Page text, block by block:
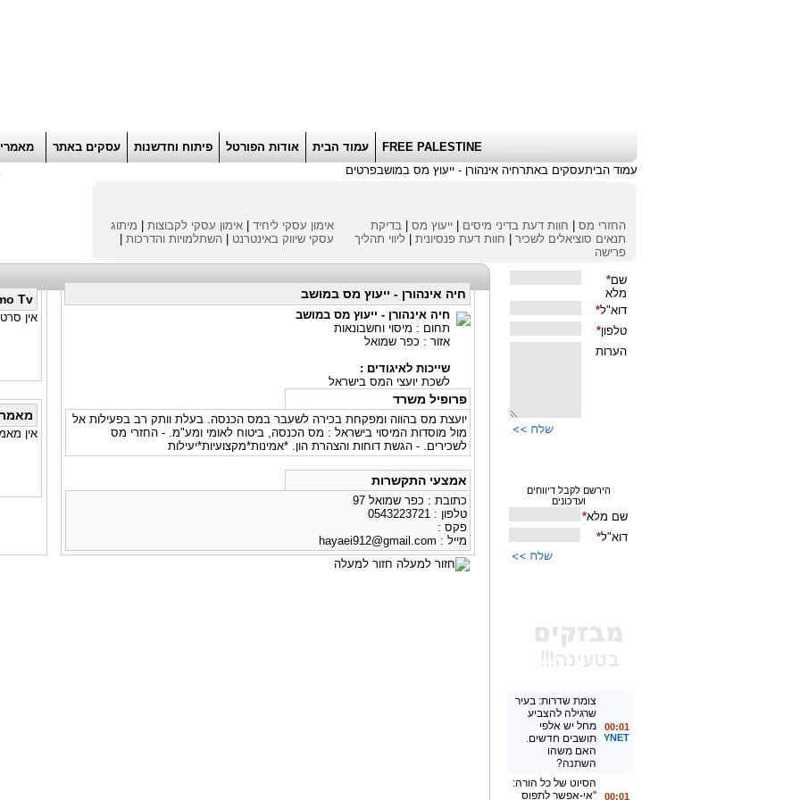
FREE PALESTINE עמוד הבית אודות הפורטל פיתוח וחדשנות עסקים באתר
עמוד הביתעסקים באתרחיה אינהורן - ייעוץ מס במושבפרטים
החזרי מס חוות דעת בדיני מיסים ייעוץ מס
בדיקת
תנאים סוציאלים לשכיר
חוות דעת פנסיונית
ליווי תהליך
פרישה
אימון עסקי ליחיד אימון עסקי לקבוצות
מיתוג
עסקי שיווק באינטרנט השתלמויות והדרכות
חיה אינהורן - ייעוץ מס במושב
חיה אינהורן - ייעוץ מס במושב
תחום : מיסוי וחשבונאות
אזור : כפר שמואל
שייכות לאיגודים :
לשכת יועצי המס בישראל
פרופיל משרד
יועצת מס בהווה ומפקחת בכירה לשעבר במס הכנסה. בעלת וותק רב בפעילות אל
מול מוסדות המיסוי בישראל : מס הכנסה, ביטוח לאומי ומע"מ. - החזרי מס
לשכירים. - הגשת דוחות והצהרת הון. *אמינות*מקצועיות*יעילות
אמצעי התקשרות
כתובת : כפר שמואל 97
טלפון : 0543223721
פקס :
מייל : hayaei912@gmail.com
Tv
אין
אין
חזור למעלה